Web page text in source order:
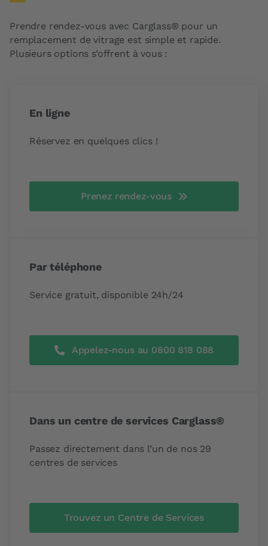
Prendre rendez-vous avec Carglass® pour un
remplacement de vitrage est simple et rapide.
Plusieurs options s’offrent à vous :
En ligne
Réservez en quelques clics !
Prenez rendez-vous
Par téléphone
Service gratuit, disponible 24h/24
Appelez-nous au 0800 818 088
Dans un centre de services Carglass®
Passez directement dans l’un de nos 29
centres de services
Trouvez un Centre de Services